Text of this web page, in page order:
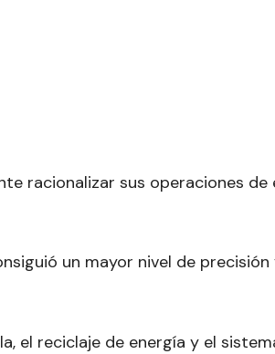
racionalizar sus operaciones
un mayor nivel de
el reciclaje de energía y el